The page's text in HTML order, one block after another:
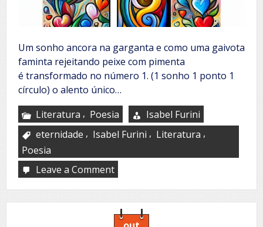
Um sonho ancora na garganta e como uma gaivota
faminta rejeitando peixe com pimenta
é transformado no número 1. (1 sonho 1 ponto 1
círculo) o alento único…
Literatura , Poesia
Isabel Furini
eternidade , Isabel Furini , Literatura ,
Poesia
Leave a Commenton
número
1
–